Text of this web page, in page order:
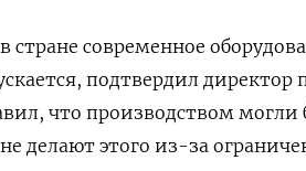
стране современное
подтвердил директор
что производством
делают этого из-за